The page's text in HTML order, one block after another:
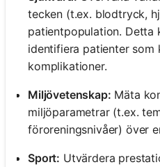
tecken (t.ex. blodtryck,
patientpopulation. Detta
identifiera patienter som
komplikationer.
Miljövetenskap: Mäta
miljöparametrar (t.ex.
föroreningsnivåer) över
Sport: Utvärdera